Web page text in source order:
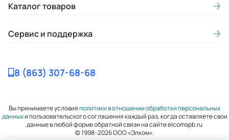
Каталог товаров
Сервис и поддержка
8 (863) 307-68-68
Вы принимаете условияполитики в отношении обработки персональных
данныхи пользовательского соглашения каждый раз, когда оставляете свои
данные в любой форме обратной связи на сайте elcomspb.ru
© 1998–2026 ООО «Элком».